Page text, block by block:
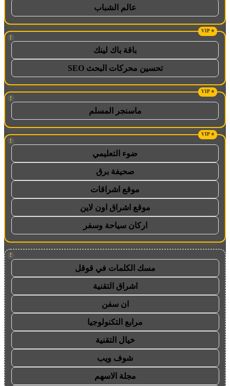
عالم الشباب
!
باقة باك لينك
تحسين محركات البحث SEO
!
ماسنجر المسلم
!
ضوء التعليمي
صحيفة برق
موقع اشراقات
موقع اشراق اون لاين
اركان سياحة وسفر
!
مسك الكلمات في قوقل
اشراق التقنية
ان سفن
مرابع التكنولوجيا
خيال التقنية
شوف ويب
مجلة الاسهم